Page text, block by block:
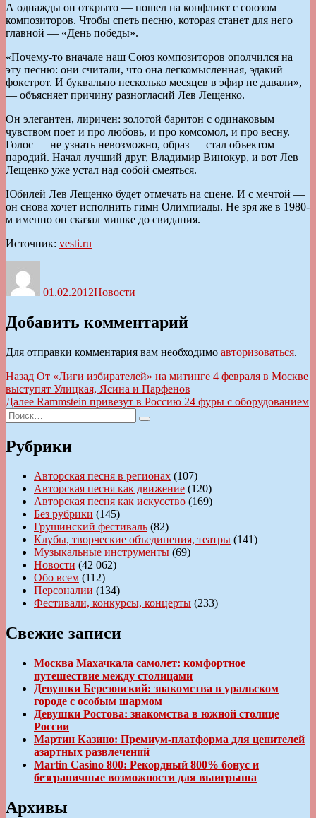
А однажды он открыто — пошел на конфликт с союзом
композиторов. Чтобы спеть песню, которая станет для него
главной — «День победы».
«Почему-то вначале наш Союз композиторов ополчился на
эту песню: они считали, что она легкомысленная, эдакий
фокстрот. И буквально несколько месяцев в эфир не давали»,
— объясняет причину разногласий Лев Лещенко.
Он элегантен, лиричен: золотой баритон с одинаковым
чувством поет и про любовь, и про комсомол, и про весну.
Голос — не узнать невозможно, образ — стал объектом
пародий. Начал лучший друг, Владимир Винокур, и вот Лев
Лещенко уже устал над собой смеяться.
Юбилей Лев Лещенко будет отмечать на сцене. И с мечтой —
он снова хочет исполнить гимн Олимпиады. Не зря же в 1980-
м именно он сказал мишке до свидания.
Источник: vesti.ru
01.02.2012Новости
Добавить комментарий
Для отправки комментария вам необходимо авторизоваться.
Навигация
по
записям
Назад Предыдущая
запись:
От «Лиги избирателей» на митинге 4 февраля в Москве
выступят Улицкая, Ясина и Парфенов
Далее Следующая
Rammstein привезут в Россию 24 фуры с оборудованием
Искать:
Поиск
Рубрики
Авторская песня в регионах (107)
Авторская песня как движение (120)
Авторская песня как искусство (169)
Без рубрики (145)
Грушинский фестиваль (82)
Клубы, творческие объединения, театры (141)
Музыкальные инструменты (69)
Новости (42 062)
Обо всем (112)
Персоналии (134)
Фестивали, конкурсы, концерты (233)
Свежие записи
Москва Махачкала самолет: комфортное
путешествие между столицами
Девушки Березовский: знакомства в уральском
городе с особым шармом
Девушки Ростова: знакомства в южной столице
России
Мартин Казино: Премиум-платформа для ценителей
азартных развлечений
Martin Casino 800: Рекордный 800% бонус и
безграничные возможности для выигрыша
Архивы